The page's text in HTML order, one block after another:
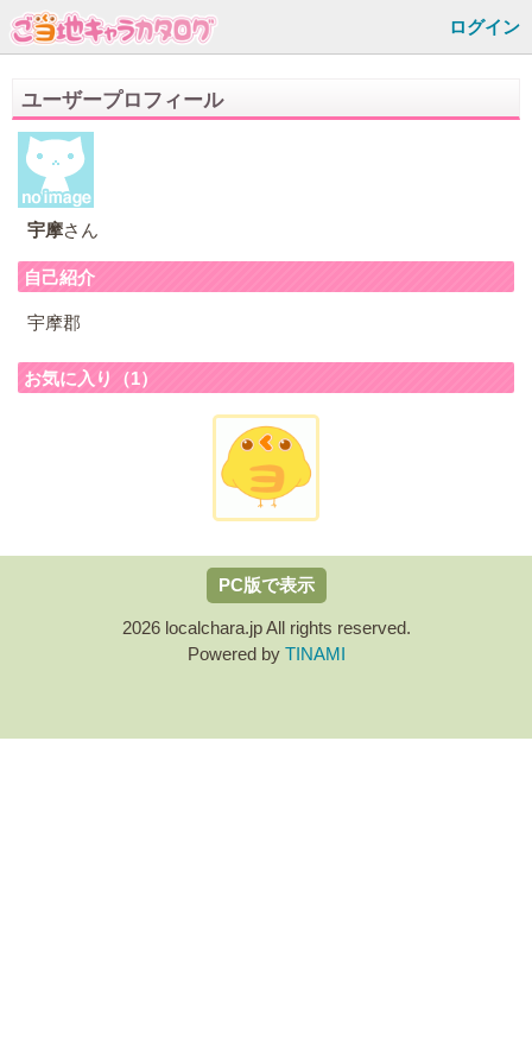
ログイン
ユーザープロフィール
宇摩さん
自己紹介
宇摩郡
お気に入り（1）
PC版で表示
2026 localchara.jp All rights reserved.
Powered by TINAMI